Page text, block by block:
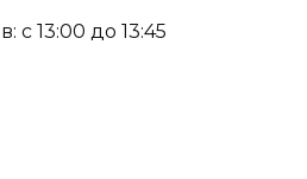
с 13:00 до 13:45